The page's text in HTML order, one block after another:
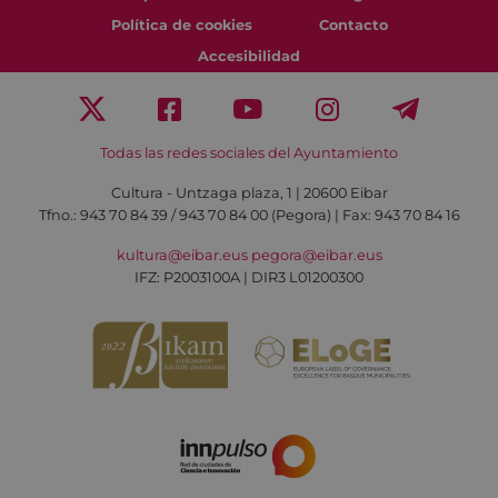
Política de cookies
Contacto
Accesibilidad
Todas las redes sociales del Ayuntamiento
Cultura - Untzaga plaza, 1 | 20600 Eibar
Tfno.: 943 70 84 39 / 943 70 84 00 (Pegora) | Fax: 943 70 84 16
kultura@eibar.eus pegora@eibar.eus
IFZ: P2003100A | DIR3 L01200300